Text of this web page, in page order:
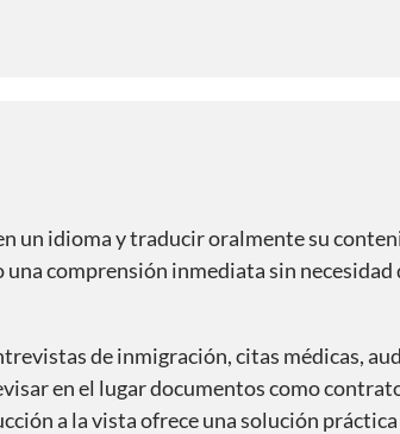
un idioma y traducir oralmente su
comprensión inmediata sin
de inmigración, citas médicas,
en el lugar documentos como
a la vista ofrece una solución